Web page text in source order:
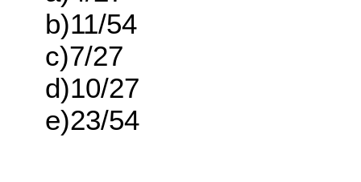
b)11/54
c)7/27
d)10/27
e)23/54